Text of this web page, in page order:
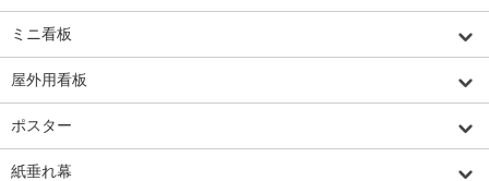
ミニ看板
屋外用看板
ポスター
紙垂れ幕